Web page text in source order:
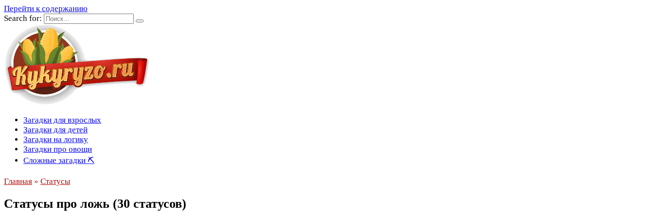
Перейти к содержанию
Search for:
Загадки для взрослых
Загадки для детей
Загадки на логику
Загадки про овощи
Сложные загадки ⛏
Главная » Статусы
Статусы про ложь (30 статусов)